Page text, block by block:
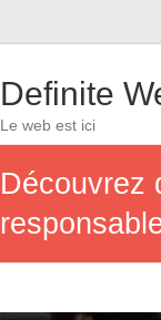
Definite
Le web est ici
Découvrez